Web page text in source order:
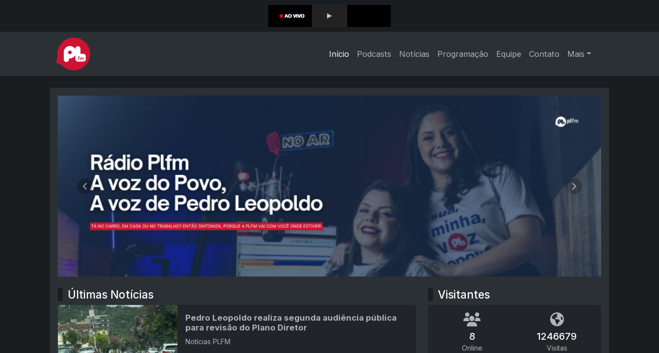
Início Podcasts Notícias Programação Equipe Contato Mais
Anterior Próximo
Últimas Notícias
Pedro Leopoldo realiza segunda audiência pública
para revisão do Plano Diretor
Notícias PLFM
Visitantes
8
Online
1246679
Visitas